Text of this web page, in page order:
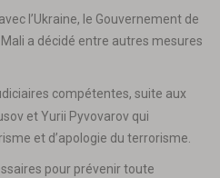
l’Ukraine, le Gouvernement de
a décidé entre autres mesures
compétentes, suite aux
et Yurii Pyvovarov qui
et d’apologie du terrorisme.
pour prévenir toute